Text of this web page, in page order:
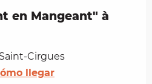
en Mangeant" à
Cirgues
llegar